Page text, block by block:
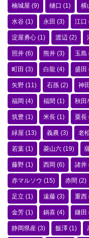
楠城屋 (9) 樋口 (1) 横
水谷 (1) 永田 (3) 江口
淀屋勇心 (1) 渡辺 (2)
照井 (6) 熊井 (3) 玉島
町田 (3) 白龍 (4) 盛田
矢野 (11) 石孫 (2) 神田
福岡 (4) 福間 (1) 秋田
筑豊 (1) 米長 (1) 粟長
緑屋 (13) 義農 (3) 老
若葉 (1) 菱山六 (19)
藤野 (1) 西岡 (6) 諸井
赤マルソウ (15) 赤間 (2)
足立 (1) 遠藤 (3) 重西
金芳 (1) 鍋喜 (4) 鎌田
静岡県産 (3) 飯澤 (1)